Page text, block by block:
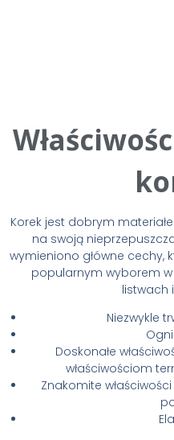
Korek jest dobrym
na swoją
wymieniono główne cechy,
popularnym wyborem w
listwach
Niezwykle
Doskonałe
właściwościom
Znakomite